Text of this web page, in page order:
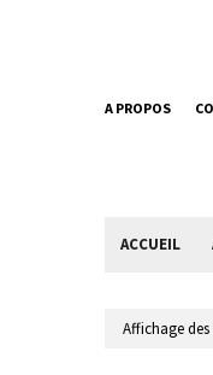
A PROPOS
ACCUEIL
Affichage